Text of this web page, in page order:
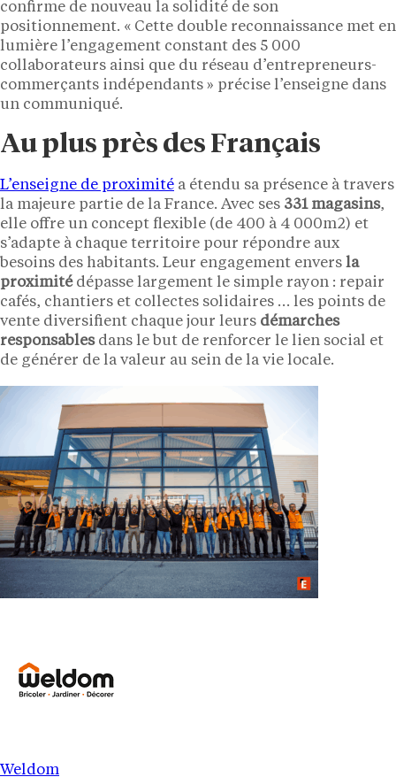
confirme de nouveau la solidité de son
positionnement. « Cette double reconnaissance met en
lumière l’engagement constant des 5 000
collaborateurs ainsi que du réseau d’entrepreneurs-
commerçants indépendants » précise l’enseigne dans
un communiqué.
Au plus près des Français
L’enseigne de proximité a étendu sa présence à travers
la majeure partie de la France. Avec ses 331 magasins,
elle offre un concept flexible (de 400 à 4 000m2) et
s’adapte à chaque territoire pour répondre aux
besoins des habitants. Leur engagement envers la
proximité dépasse largement le simple rayon : repair
cafés, chantiers et collectes solidaires … les points de
vente diversifient chaque jour leurs démarches
responsablesdans le but de renforcer le lien social et
de générer de la valeur au sein de la vie locale.
Weldom